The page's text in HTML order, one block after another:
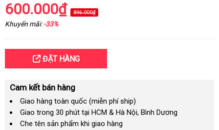
600.000₫ 896.000₫
Khuyến mãi:-33%
ĐẶT HÀNG
Cam kết bán hàng
Giao hàng toàn quốc (miễn phí ship)
Giao trong 30 phút tại HCM & Hà Nội, Bình Dương
Che tên sản phẩm khi giao hàng